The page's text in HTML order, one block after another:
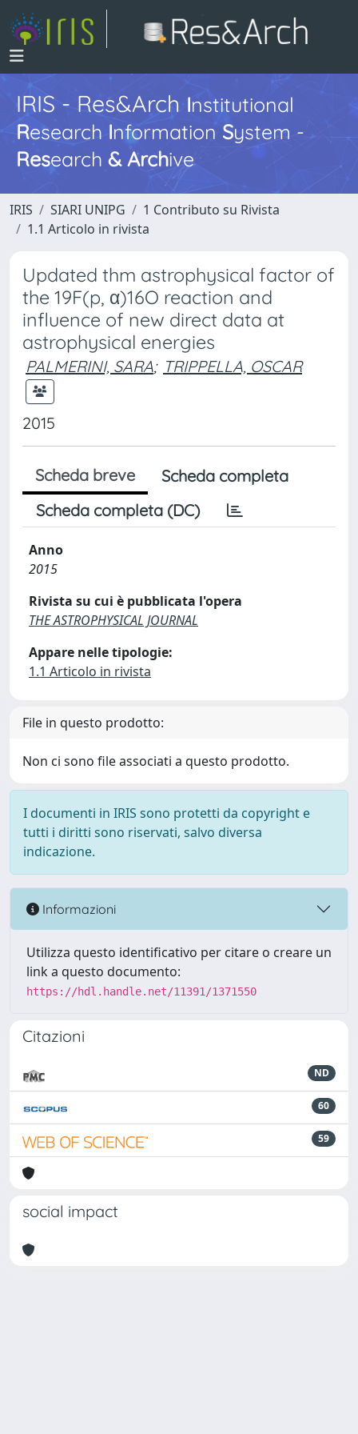
IRIS - Res&ArchInstitutional
Research InformationSystem -
Research & Archive
IRIS SIARI UNIPG
1 Contributo su Rivista
1.1 Articolo in rivista
Updated thm astrophysical factor of
the 19F(p, α)16O reaction and
influence of new direct data at
astrophysical energies
PALMERINI, SARA; TRIPPELLA, OSCAR
2015
Scheda breve
Scheda completa
Scheda completa (DC)
Anno
2015
Rivista su cui è pubblicata l'opera
THE ASTROPHYSICAL JOURNAL
Appare nelle tipologie:
1.1 Articolo in rivista
File in questo prodotto:
Non ci sono file associati a questo prodotto.
I documenti in IRIS sono protetti da copyright e
tutti i diritti sono riservati, salvo diversa
indicazione.
Informazioni
Utilizza questo identificativo per citare o creare un
link a questo documento:
https://hdl.handle.net/11391/1371550
Citazioni
ND
60
59
social impact